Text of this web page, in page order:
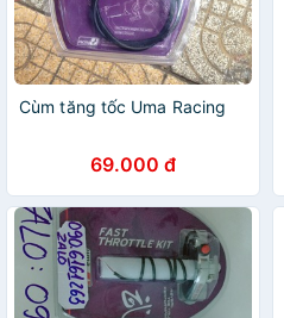
Cùm tăng tốc Uma Racing
69.000 đ